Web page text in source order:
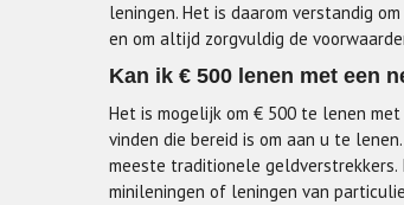
leningen. Het is daarom verstandig
en om altijd zorgvuldig de
Kan ik € 500 lenen met een
Het is mogelijk om € 500 te lenen
vinden die bereid is om aan u te
meeste traditionele
minileningen of leningen van